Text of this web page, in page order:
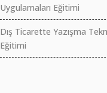
Uygulamaları Eğitimi
Dış Ticarette Yazışma
Eğitimi